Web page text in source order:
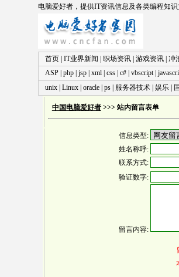
电脑爱好者 ，提供IT资讯信息及各类编程知
首页| IT业界新闻 职场资讯| 游戏资讯| 冲
ASP| php| jsp| xml| css| c#| vbscript|
unix| Linux| oracle| ps| 服务器技术| 娱乐|
中国电脑爱好者>>> 站内留言表单
信息类型:
姓名称呼:
联系方式:
验证数字:
留言内容: